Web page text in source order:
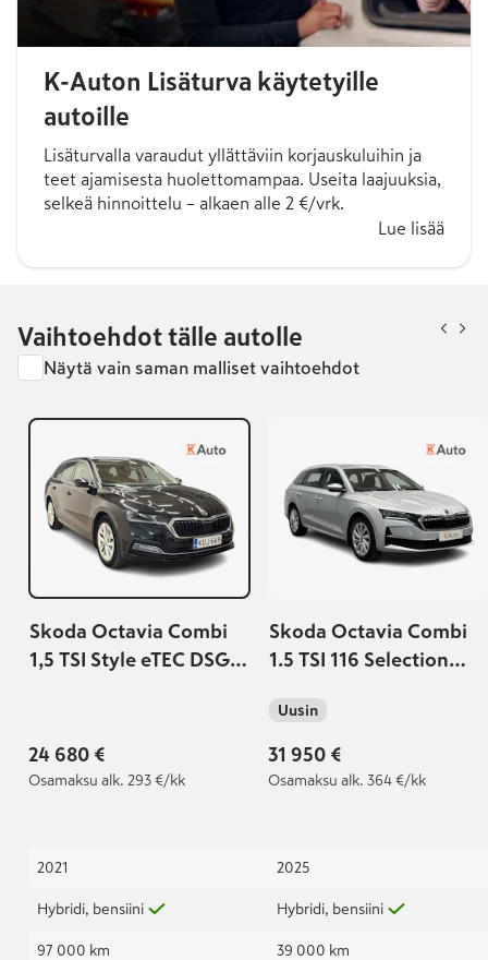
K-Auton Lisäturva käytetyille
autoille
Lisäturvalla varaudut yllättäviin korjauskuluihin ja
teet ajamisesta huolettomampaa. Useita laajuuksia,
selkeä hinnoittelu – alkaen alle 2 €/vrk.
Lue lisää
Vaihtoehdot tälle autolle
Näytä vain saman malliset vaihtoehdot
Skoda Octavia Combi
1,5 TSI Style eTEC DSG
24 680 €
Osamaksu alk. 293 €/kk
2021
Hybridi, bensiini
97 000 km
Skoda Octavia Combi
1.5 TSI 116 Selection
TAKUU VOIMASSA
19.05.2028/100 tkm |
Uusin
31 950 €
Osamaksu alk. 364 €/kk
2025
Hybridi, bensiini
39 000 km